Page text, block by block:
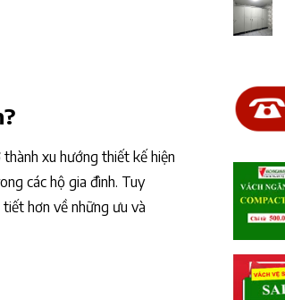
xu hướng thiết kế hiện
các hộ gia đình. Tuy
hơn về những ưu và